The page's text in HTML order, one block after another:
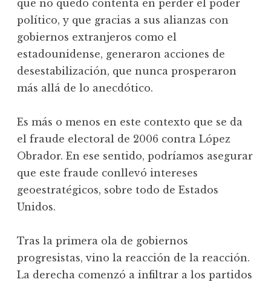
que no quedó contenta en perder el poder
político, y que gracias a sus alianzas con
gobiernos extranjeros como el
estadounidense, generaron acciones de
desestabilización, que nunca prosperaron
más allá de lo anecdótico.
Es más o menos en este contexto que se da
el fraude electoral de 2006 contra López
Obrador. En ese sentido, podríamos asegurar
que este fraude conllevó intereses
geoestratégicos, sobre todo de Estados
Unidos.
Tras la primera ola de gobiernos
progresistas, vino la reacción de la reacción.
La derecha comenzó a infiltrar a los partidos